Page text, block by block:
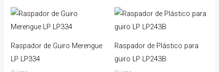
Raspador de Guiro Merengue
LP LP334
Raspador de Plástico para
guiro LP LP243B